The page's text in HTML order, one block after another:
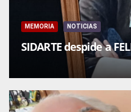
MEMORIA NOTICIAS
SIDARTE despide a